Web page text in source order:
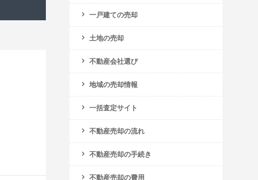
一戸建ての売却
土地の売却
不動産会社選び
地域の売却情報
一括査定サイト
不動産売却の流れ
不動産売却の手続き
不動産売却の費用